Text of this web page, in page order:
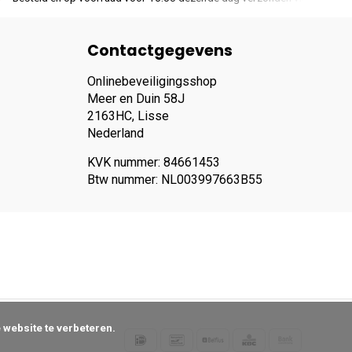
Contactgegevens
Onlinebeveiligingsshop
Meer en Duin 58J
2163HC, Lisse
Nederland
KVK nummer: 84661453
Btw nummer: NL003997663B55